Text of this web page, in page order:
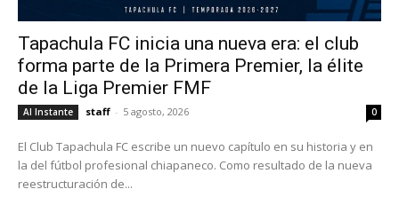
Tapachula FC inicia una nueva era: el club
forma parte de la Primera Premier, la élite
de la Liga Premier FMF
Al Instante staff - 5 agosto, 2026 0
El Club Tapachula FC escribe un nuevo capítulo en su historia y en
la del fútbol profesional chiapaneco. Como resultado de la nueva
reestructuración de...